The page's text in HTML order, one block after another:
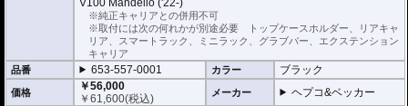
※純正キャリアとの併用不可
※取付には次の何れかが別途必要 トップケースホルダー、リアキャ
リア、スマートラック、ミニラック、グラブバー、エクステンション
キャリア
品番
653-557-0001 カラー ブラック
価格
￥56,000
￥61,600(税込) メーカー ヘプコ&ベッカー